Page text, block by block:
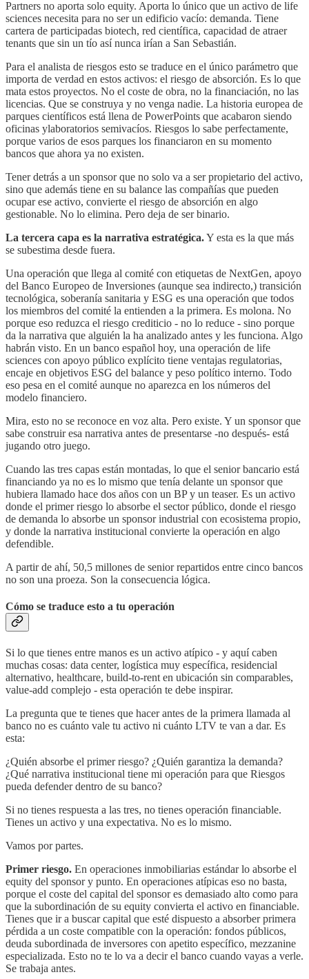
Partners no aporta solo equity. Aporta lo único que un activo de life
sciences necesita para no ser un edificio vacío: demanda. Tiene
cartera de participadas biotech, red científica, capacidad de atraer
tenants que sin un tío así nunca irían a San Sebastián.
Para el analista de riesgos esto se traduce en el único parámetro que
importa de verdad en estos activos: el riesgo de absorción. Es lo que
mata estos proyectos. No el coste de obra, no la financiación, no las
licencias. Que se construya y no venga nadie. La historia europea de
parques científicos está llena de PowerPoints que acabaron siendo
oficinas ylaboratorios semivacíos. Riesgos lo sabe perfectamente,
porque varios de esos parques los financiaron en su momento
bancos que ahora ya no existen.
Tener detrás a un sponsor que no solo va a ser propietario del activo,
sino que además tiene en su balance las compañías que pueden
ocupar ese activo, convierte el riesgo de absorción en algo
gestionable. No lo elimina. Pero deja de ser binario.
La tercera capa es la narrativa estratégica.Y esta es la que más
se subestima desde fuera.
Una operación que llega al comité con etiquetas de NextGen, apoyo
del Banco Europeo de Inversiones (aunque sea indirecto,) transición
tecnológica, soberanía sanitaria y ESG es una operación que todos
los miembros del comité la entienden a la primera. Es molona. No
porque eso reduzca el riesgo crediticio - no lo reduce - sino porque
da la narrativa que alguién la ha analizado antes y les funciona. Algo
habrán visto. En un banco español hoy, una operación de life
sciences con apoyo público explícito tiene ventajas regulatorias,
encaje en objetivos ESG del balance y peso político interno. Todo
eso pesa en el comité aunque no aparezca en los números del
modelo financiero.
Mira, esto no se reconoce en voz alta. Pero existe. Y un sponsor que
sabe construir esa narrativa antes de presentarse -no después- está
jugando otro juego.
Cuando las tres capas están montadas, lo que el senior bancario está
financiando ya no es lo mismo que tenía delante un sponsor que
hubiera llamado hace dos años con un BP y un teaser. Es un activo
donde el primer riesgo lo absorbe el sector público, donde el riesgo
de demanda lo absorbe un sponsor industrial con ecosistema propio,
y donde la narrativa institucional convierte la operación en algo
defendible.
A partir de ahí, 50,5 millones de senior repartidos entre cinco bancos
no son una proeza. Son la consecuencia lógica.
Cómo se traduce esto a tu operación
Si lo que tienes entre manos es un activo atípico - y aquí caben
muchas cosas: data center, logística muy específica, residencial
alternativo, healthcare, build-to-rent en ubicación sin comparables,
value-add complejo - esta operación te debe inspirar.
La pregunta que te tienes que hacer antes de la primera llamada al
banco no es cuánto vale tu activo ni cuánto LTV te van a dar. Es
esta:
¿Quién absorbe el primer riesgo? ¿Quién garantiza la demanda?
¿Qué narrativa institucional tiene mi operación para que Riesgos
pueda defender dentro de su banco?
Si no tienes respuesta a las tres, no tienes operación financiable.
Tienes un activo y una expectativa. No es lo mismo.
Vamos por partes.
Primer riesgo. En operaciones inmobiliarias estándar lo absorbe el
equity del sponsor y punto. En operaciones atípicas eso no basta,
porque el coste del capital del sponsor es demasiado alto como para
que la subordinación de su equity convierta el activo en financiable.
Tienes que ir a buscar capital que esté dispuesto a absorber primera
pérdida a un coste compatible con la operación: fondos públicos,
deuda subordinada de inversores con apetito específico, mezzanine
especializada. Esto no te lo va a decir el banco cuando vayas a verle.
Se trabaja antes.